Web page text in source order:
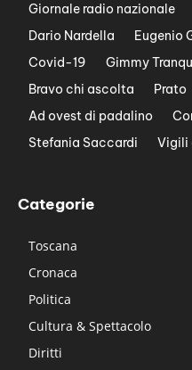
Giornale radio nazionale
Dario Nardella
Eugenio
Covid-19
Gimmy
Bravo chi ascolta
Prato
Ad ovest di padalino
Stefania Saccardi
Vigili
Categorie
Toscana
Cronaca
Politica
Cultura & Spettacolo
Diritti